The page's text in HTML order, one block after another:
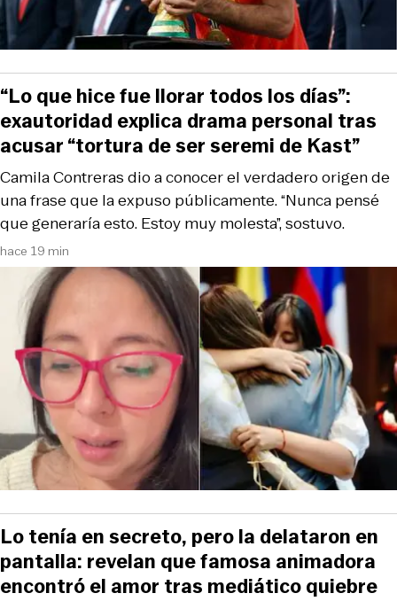
hace 19 min
Camila Contreras dio a conocer el verdadero origen de
una frase que la expuso públicamente. “Nunca pensé
que generaría esto. Estoy muy molesta”, sostuvo.
“Lo que hice fue llorar todos los días”:
exautoridad explica drama personal tras
acusar “tortura de ser seremi de Kast”
Lo tenía en secreto, pero la delataron en
pantalla: revelan que famosa animadora
encontró el amor tras mediático quiebre